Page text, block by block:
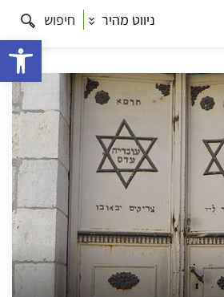
ניווט מהיר חיפוש סיורים בירושלים
נחלת ציון
– סיור בנחלאות בין אנשים וסיפורים